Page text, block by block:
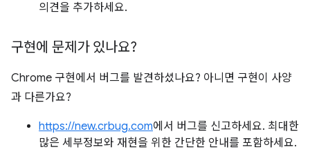
의견을 추가하세요.
구현에 문제가 있나요?
Chrome 구현에서 버그를 발견하셨나요? 아니면 구현이 사양
과 다른가요?
https://new.crbug.com에서 버그를 신고하세요. 최대한
많은 세부정보와 재현을 위한 간단한 안내를 포함하세요.